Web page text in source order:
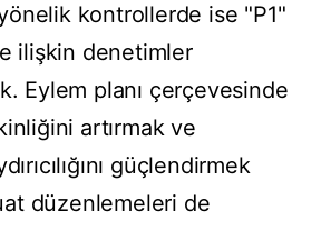
kontrollerde ise "P1"
ilişkin denetimler
Eylem planı çerçevesinde
artırmak ve
güçlendirmek
düzenlemeleri de